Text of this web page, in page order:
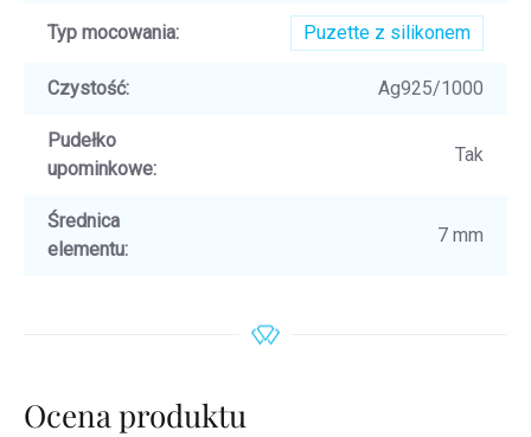
Typ mocowania: Puzette z silikonem
Czystość: Ag925/1000
Pudełko
upominkowe:
Tak
Średnica
elementu:
7 mm
Ocena produktu